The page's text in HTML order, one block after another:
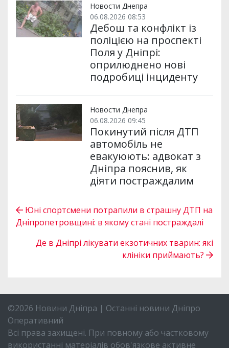
Новости Днепра
06.08.2026 08:53
Дебош та конфлікт із
поліцією на проспекті
Поля у Дніпрі:
оприлюднено нові
подробиці інциденту
Новости Днепра
06.08.2026 09:45
Покинутий після ДТП
автомобіль не
евакуюють: адвокат з
Дніпра пояснив, як
діяти постраждалим
Юні спортсмени потрапили в страшну ДТП на
Дніпропетровщині: в якому стані постраждалі
Де в Дніпрі лікувати екзотичних тварин: які
клініки приймають?
©2026 Новини Дніпра | Останні новини Дніпро
Оперативний
Всі права захищені. При повному або частковому
використанні матеріалів обов'язкове активне